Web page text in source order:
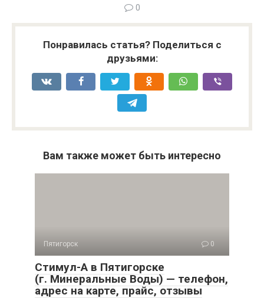
0
Понравилась статья? Поделиться с
друзьями:
Вам также может быть интересно
Пятигорск 0
Стимул-А в Пятигорске
(г. Минеральные Воды) — телефон,
адрес на карте, прайс, отзывы